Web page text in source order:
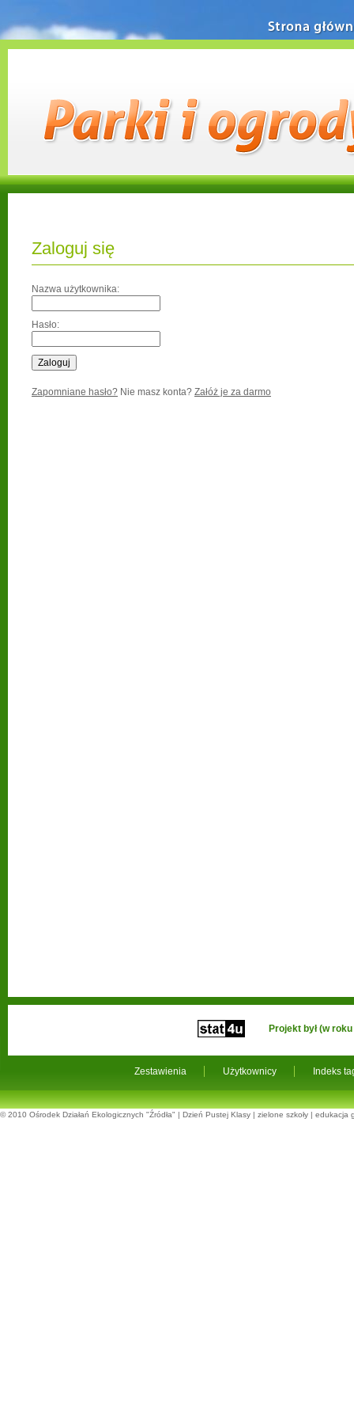
Zaloguj się
Nazwa użytkownika:
Hasło:
Zapomniane hasło? Nie masz konta? Załóż je za darmo
Strona główna
Zestawienia Użytkownicy Indeks
Projekt był (w
© 2010 Ośrodek Działań Ekologicznych "Źródła" | Dzień Pustej Klasy | zielone szkoły | edukacja